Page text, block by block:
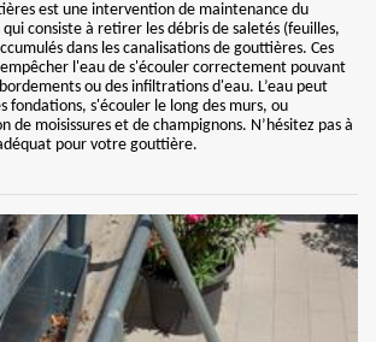
est une intervention de maintenance du
consiste à retirer les débris de saletés (feuilles,
dans les canalisations de gouttières. Ces
l'eau de s'écouler correctement pouvant
ou des infiltrations d'eau. L’eau peut
fondations, s'écouler le long des murs, ou
de moisissures et de champignons. N’hésitez pas à
pour votre gouttière.